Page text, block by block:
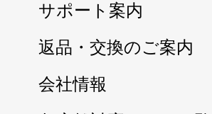
サポート案内
返品・交換のご案内
会社情報